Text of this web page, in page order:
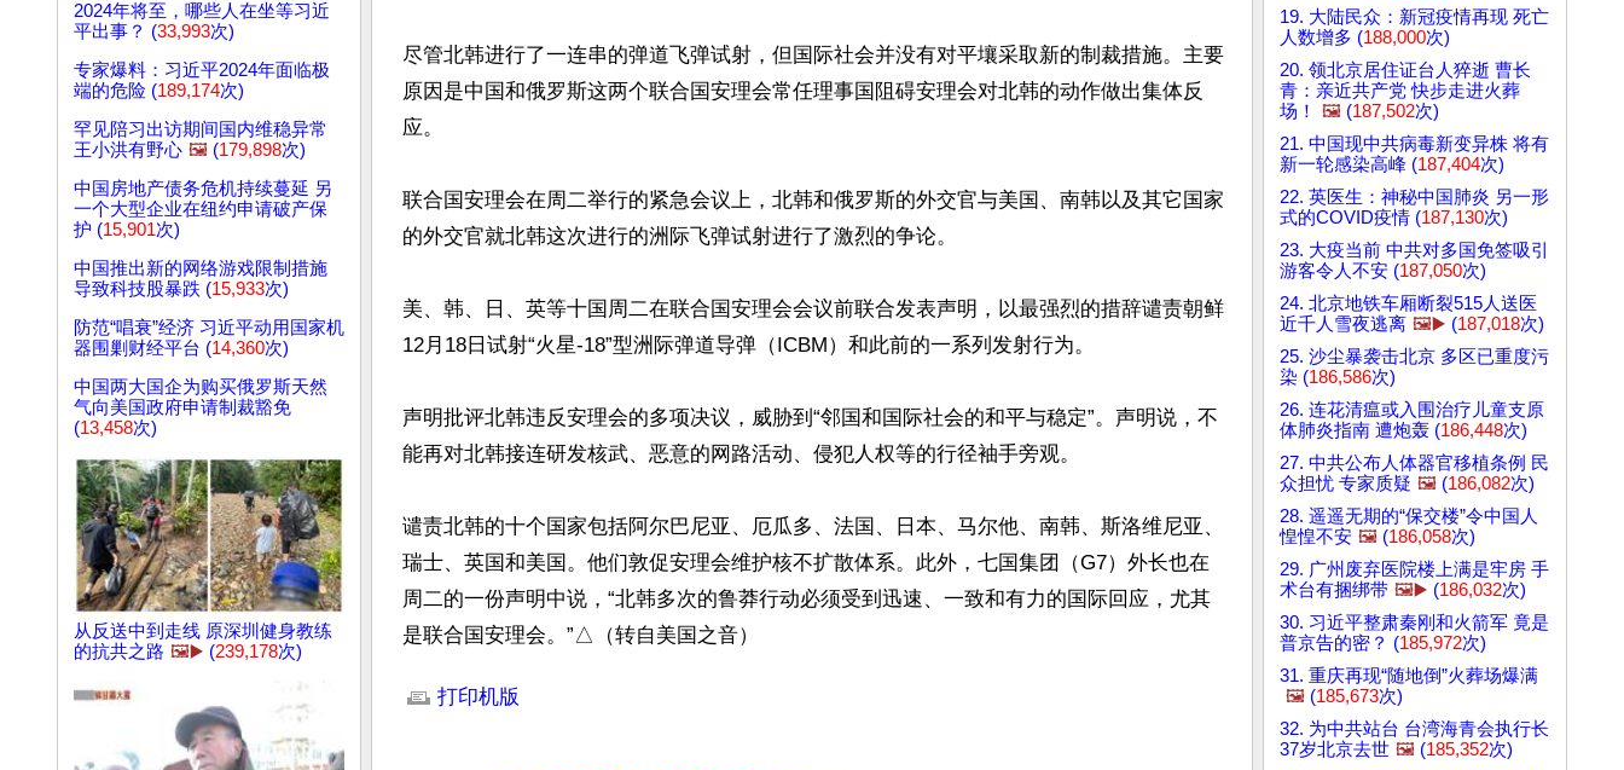
2024年将至，哪些人在坐等习近
平出事？ (33,993次)
专家爆料：习近平2024年面临极
端的危险 (189,174次)
罕见陪习出访期间国内维稳异常
王小洪有野心 🖼️ (179,898次)
中国房地产债务危机持续蔓延 另
一个大型企业在纽约申请破产保
护 (15,901次)
中国推出新的网络游戏限制措施
导致科技股暴跌 (15,933次)
防范“唱衰”经济 习近平动用国家机
器围剿财经平台 (14,360次)
中国两大国企为购买俄罗斯天然
气向美国政府申请制裁豁免
(13,458次)
从反送中到走线 原深圳健身教练
的抗共之路 🖼️▶️ (239,178次)
尽管北韩进行了一连串的弹道飞弹试射，但国际社会并没有对平壤采取新的制裁措施。主要
原因是中国和俄罗斯这两个联合国安理会常任理事国阻碍安理会对北韩的动作做出集体反
应。
联合国安理会在周二举行的紧急会议上，北韩和俄罗斯的外交官与美国、南韩以及其它国家
的外交官就北韩这次进行的洲际飞弹试射进行了激烈的争论。
美、韩、日、英等十国周二在联合国安理会会议前联合发表声明，以最强烈的措辞谴责朝鲜
12月18日试射“火星-18”型洲际弹道导弹（ICBM）和此前的一系列发射行为。
声明批评北韩违反安理会的多项决议，威胁到“邻国和国际社会的和平与稳定”。声明说，不
能再对北韩接连研发核武、恶意的网路活动、侵犯人权等的行径袖手旁观。
谴责北韩的十个国家包括阿尔巴尼亚、厄瓜多、法国、日本、马尔他、南韩、斯洛维尼亚、
瑞士、英国和美国。他们敦促安理会维护核不扩散体系。此外，七国集团（G7）外长也在
周二的一份声明中说，“北韩多次的鲁莽行动必须受到迅速、一致和有力的国际回应，尤其
是联合国安理会。”△（转自美国之音）
打印机版
19. 大陆民众：新冠疫情再现 死亡
人数增多 (188,000次)
20. 领北京居住证台人猝逝 曹长
青：亲近共产党 快步走进火葬
场！
🖼️ (187,502次)
21. 中国现中共病毒新变异株 将有
新一轮感染高峰 (187,404次)
22. 英医生：神秘中国肺炎 另一形
式的COVID疫情 (187,130次)
23. 大疫当前 中共对多国免签吸引
游客令人不安 (187,050次)
24. 北京地铁车厢断裂515人送医
近千人雪夜逃离 🖼️▶️ (187,018次)
25. 沙尘暴袭击北京 多区已重度污
染 (186,586次)
26. 连花清瘟或入围治疗儿童支原
体肺炎指南 遭炮轰 (186,448次)
27. 中共公布人体器官移植条例 民
众担忧 专家质疑 🖼️ (186,082次)
28. 遥遥无期的“保交楼”令中国人
惶惶不安 🖼️ (186,058次)
29. 广州废弃医院楼上满是牢房 手
术台有捆绑带 🖼️▶️ (186,032次)
30. 习近平整肃秦刚和火箭军 竟是
普京告的密？ (185,972次)
31. 重庆再现“随地倒”火葬场爆满
🖼️ (185,673次)
32. 为中共站台 台湾海青会执行长
37岁北京去世 🖼️ (185,352次)